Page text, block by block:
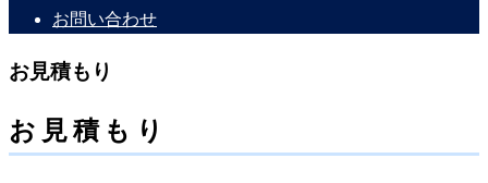
お問い合わせ
お見積もり
お見積もり